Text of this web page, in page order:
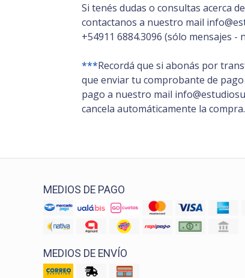
Si tenés dudas o consultas acerca
contactanos a nuestro mail
+54911 6884.3096 (sólo mensajes -
***Recordá que si abonás por
que enviar tu comprobante de
pago a nuestro mail
cancela automáticamente la compra.
MEDIOS DE PAGO
MEDIOS DE ENVÍO